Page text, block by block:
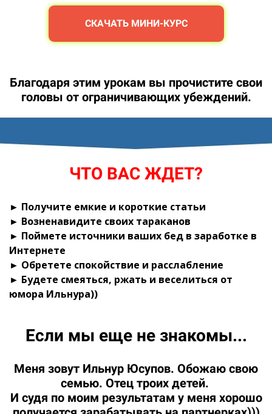
СКАЧАТЬ МИНИ-КУРС
Благодаря этим урокам вы прочистите свои
головы от ограничивающих убеждений.
ЧТО ВАС ЖДЕТ?
► Получите емкие и короткие статьи
► Возненавидите своих тараканов
► Поймете источники ваших бед в заработке в
Интернете
► Обретете спокойствие и расслабление
► Будете смеяться, ржать и веселиться от
юмора Ильнура))
Если мы еще не знакомы...
Меня зовут Ильнур Юсупов. Обожаю свою
семью. Отец троих детей.
И судя по моим результатам у меня хорошо